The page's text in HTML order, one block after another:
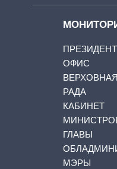
ОФИС
ВЕРХОВНАЯ
РАДА
КАБИНЕТ
ГЛАВЫ
МЭРЫ